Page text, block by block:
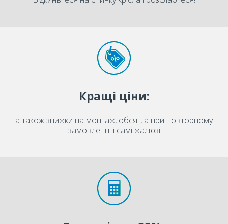
Кращі ціни:
а також знижки на монтаж, обсяг, а при повторному
замовленні і самі жалюзі